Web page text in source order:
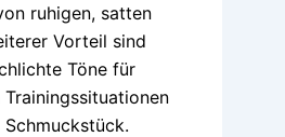
ruhigen, satten
Vorteil sind
Töne für